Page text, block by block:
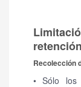
Recolección
• Sólo los